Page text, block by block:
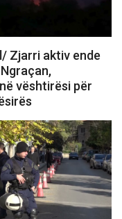
Zjarri aktiv ende
vështirësi për